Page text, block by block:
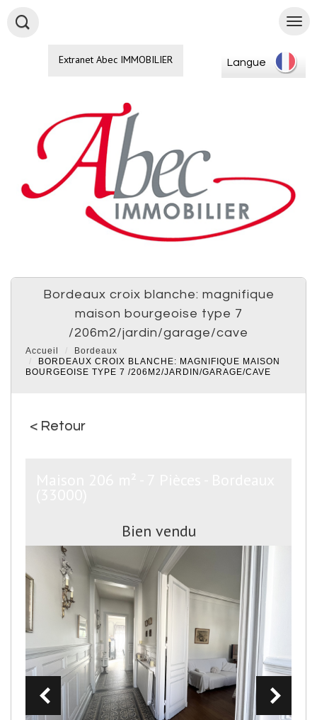
Extranet Abec IMMOBILIER Langue
bordeaux croix blanche: magnifique
maison bourgeoise type 7
/206m2/jardin/garage/cave
Accueil
Bordeaux
BORDEAUX CROIX BLANCHE: MAGNIFIQUE MAISON
BOURGEOISE TYPE 7 /206M2/JARDIN/GARAGE/CAVE
< Retour
Bien vendu